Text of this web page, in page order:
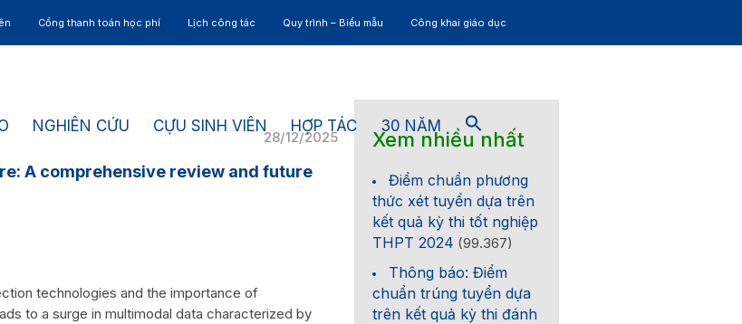
Cổng thanh toán học phí Lịch công tác Quy trình – Biểu mẫu Công khai giáo dục
NGHIÊN CỨU CỰU SINH VIÊN HỢP TÁC 30 NĂM
28/12/2025
A comprehensive review and future
technologies and the importance of
to a surge in multimodal data characterized by
Xem nhiều nhất
Điểm chuẩn phương
thức xét tuyển dựa trên
kết quả kỳ thi tốt nghiệp
THPT 2024 (99.367)
Thông báo: Điểm
chuẩn trúng tuyển dựa
trên kết quả kỳ thi đánh